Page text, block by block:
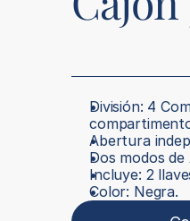
División: 4
Abertura
Dos modos
Incluye: 2
Color: Negra.